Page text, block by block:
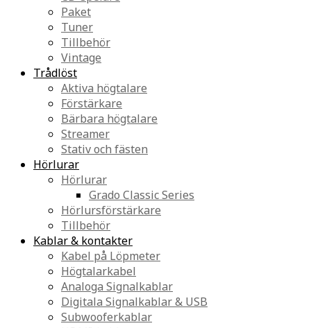
Paket
Tuner
Tillbehör
Vintage
Trådlöst
Aktiva högtalare
Förstärkare
Bärbara högtalare
Streamer
Stativ och fästen
Hörlurar
Hörlurar
Grado Classic Series
Hörlursförstärkare
Tillbehör
Kablar & kontakter
Kabel på Löpmeter
Högtalarkabel
Analoga Signalkablar
Digitala Signalkablar & USB
Subwooferkablar